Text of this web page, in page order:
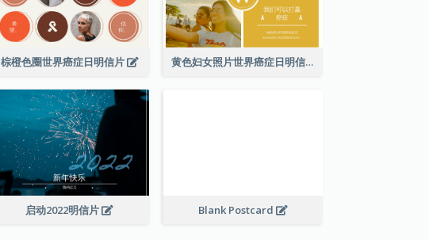
棕橙色圈世界癌症日明信片 黄色妇女照片世界癌症日明信片
启动2022明信片 Blank Postcard